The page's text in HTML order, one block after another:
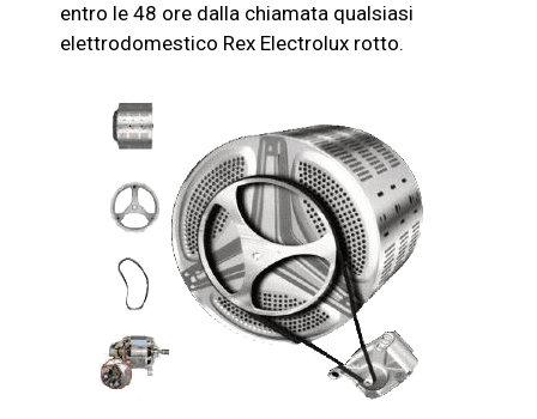
entro le 48 ore dalla chiamata qualsiasi
elettrodomestico Rex Electrolux rotto.